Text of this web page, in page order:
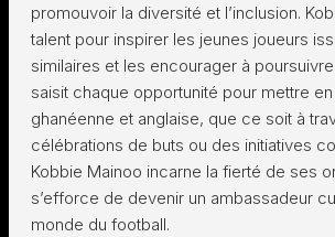
promouvoir la diversité et l’inclusion.
talent pour inspirer les jeunes joueurs
similaires et les encourager à
saisit chaque opportunité pour mettre
ghanéenne et anglaise, que ce soit à
célébrations de buts ou des initiatives
Kobbie Mainoo incarne la fierté de ses
s’efforce de devenir un ambassadeur
monde du football.